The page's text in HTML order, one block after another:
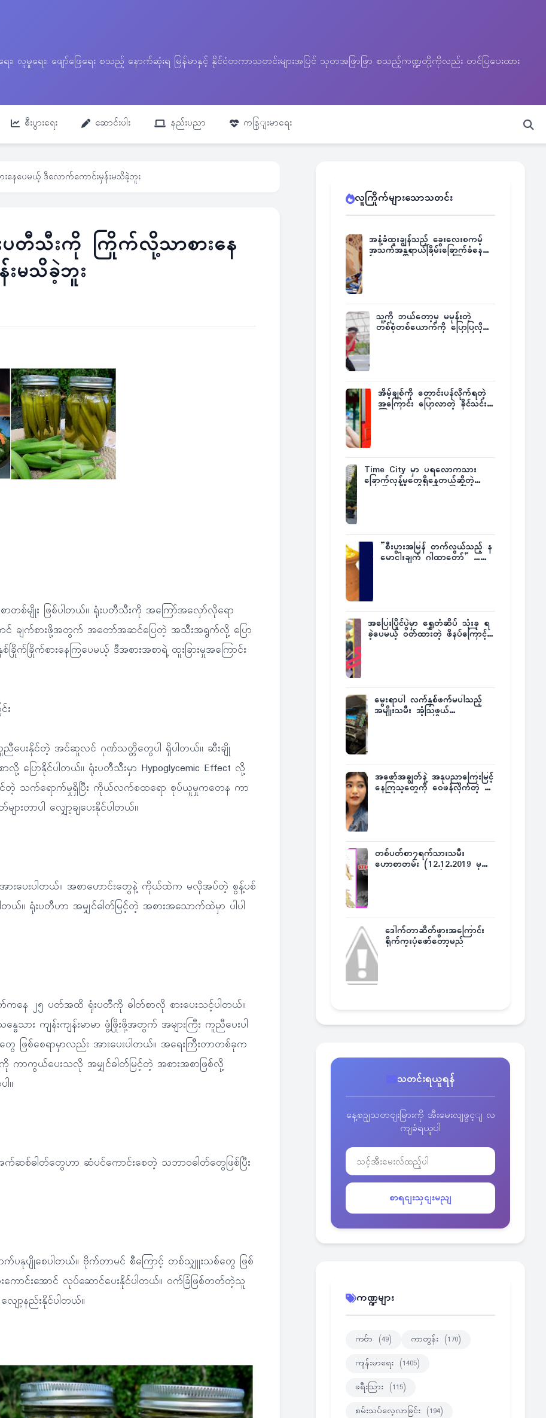
းရေး၊ လူမှုရေး၊ ဖျော်ဖြေရေး စသည့် နောက်ဆုံးရ မြန်မာနှင့် နိုင်ငံတကာသတင်းများအပြင် သုတအဖြာဖြာ စသည့်ကဏ္ဍတို့ကိုလည်း တင်ပြပေးထား
စီးပွားရေး ဆောင်းပါး နည်းပညာ ကနြျးမာရေး
နေပေမယ့် ဒီလောက်ကောင်းမှန်းမသိခဲ့ဘူး
းပတီသီးကို ကြိုက်လို့သာစားနေ
မသိခဲ့ဘူး
ာတစ်မျိုး ဖြစ်ပါတယ်။ ရုံးပတီသီးကို အကြော်အလှော်လိုရော
ာင် ချက်စားဖို့အတွက် အတော်အဆင်ပြေတဲ့ အသီးအရွက်လို့ ပြော
ြိုက်ခြိုက်စားနေကြပေမယ့် ဒီအစားအစာရဲ့ ထူးခြားမှုအကြောင်း
း
ညီပေးနိုင်တဲ့ အင်ဆူလင် ဂုဏ်သတ္တိတွေပါ ရှိပါတယ်။ ဆီးချို
ောနိုင်ပါတယ်။ ရုံးပတီသီးမှာ Hypoglycemic Effect လို့
တဲ့ သက်ရောက်မှုရှိပြီး ကိုယ်လက်စထရော စုပ်ယူမှုကတေန ကာ
ာပါ လျှော့ချပေးနိုင်ပါတယ်။
အားပေးပါတယ်။ အစာဟောင်းတွေနဲ့ ကိုယ်ထဲက မလိုအပ်တဲ့ စွန့်ပစ်
ရုံးပတီဟာ အမျှင်ဓါတ်မြင့်တဲ့ အစားအသောက်ထဲမှာ ပါပါ
နေ ၂၅ ပတ်အထိ ရုံးပတီကို ဓါတ်စာလို စားပေးသင့်ပါတယ်။
ား ကျန်းကျန်းမာမာ ဖွံ့ဖြိုးဖို့အတွက် အများကြီး ကူညီပေးပါ
စေရာမှာလည်း အားပေးပါတယ်။ အရေးကြီးတာတစ်ခုက
ကာကွယ်ပေးသလို အမျှင်ဓါတ်မြင့်တဲ့ အစားအစာဖြစ်လို့
။
ဆစ်ဓါတ်တွေဟာ ဆံပင်ကောင်းစေတဲ့ သဘာဝဓါတ်တွေဖြစ်ပြီး
နုပျိုစေပါတယ်။ ဗိုက်တာမင် စီကြောင့် တစ်သျှူးသစ်တွေ ဖြစ်
ကောင်းအောင် လုပ်ဆောင်ပေးနိုင်ပါတယ်။ ဝက်ခြံဖြစ်တတ်တဲ့သူ
ော့နည်းနိုင်ပါတယ်။
လူကြိုက်များသောသတင်း
အနံ့ခံထူးချွန်သည့် ခွေးလေးစကမ့်
အသက်အန္တရာယ်ခြိမ်းခြောက်ခံနေရ
သူ့ကို ဘယ်တော့မှ မမုန်းတဲ့
တစ်စုံတစ်ယောက်ကို ပြောပြလိုက်
အိမ့်ချစ်ကို တောင်းပန်လိုက်ရတဲ့
အကြောင်း ပြောလာတဲ့ ခိုင်သင်း
Time City မှာ ပရလောကသား
ခြောက်လှန့်မှုတွေရှိနေတယ်ဆိုတဲ့
”စီးပွားအမြန် တက်လွယ်သည့် န
မောငါးချက် ဂါထာတော်” ……
အပြေးပြိုင်ပွဲမှာ ရွှေတံဆိပ် သုံးခု ရ
ခဲ့ပေမယ့် ဝတ်ထားတဲ့ ဖိနပ်ကြောင့်
မွေးရာပါ လက်နှစ်ဖက်မပါသည့်
အမျိုးသမီး အံ့သြဖွယ်
အဖော်အချွတ်နဲ့ အနုပညာကြေးမြင့်
နေကြသူတွေကို ဝေဖန်လိုက်တဲ့ သ
တစ်ပတ်စာ၇ရက်သားသမီး
ဟောစာတမ်း (12.12.2019 မှ
ဒေါက်တာဆိတ်ဖွားအကြောင်း
ရိုက်ကူးပုံဖော်တော့မည်
သတင်းရယူရန်
နေ့စဥျသတငျးမြားကို အီးမေးလျဖွင့ျ လ
ကျခံရယူပါ
စာရငျးသှငျးမညျ
ကဏ္ဍများ
ကဗ်ာ (49) ကာတွန်း (170)
ကျန်းမာရေး (1405)
ခရီးသြား (115)
စမ်းသပ်လေ့လာခြင်း (194)